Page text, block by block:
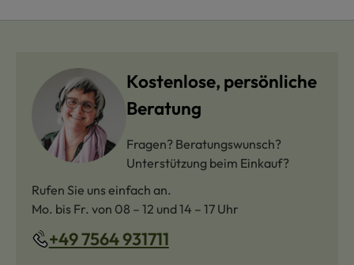
Kostenlose, persönliche
Beratung
Fragen? Beratungswunsch?
Unterstützung beim Einkauf?
Rufen Sie uns einfach an.
Mo. bis Fr. von 08 – 12 und 14 – 17 Uhr
+49 7564 931711